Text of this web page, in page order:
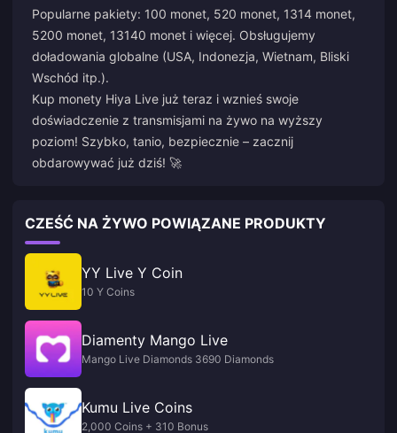
Popularne pakiety: 100 monet, 520 monet, 1314 monet,
5200 monet, 13140 monet i więcej. Obsługujemy
doładowania globalne (USA, Indonezja, Wietnam, Bliski
Wschód itp.).
Kup monety Hiya Live już teraz i wznieś swoje
doświadczenie z transmisjami na żywo na wyższy
poziom! Szybko, tanio, bezpiecznie – zacznij
obdarowywać już dziś! 🚀
CZEŚĆ NA ŻYWO POWIĄZANE PRODUKTY
YY Live Y Coin
10 Y Coins
Diamenty Mango Live
Mango Live Diamonds 3690 Diamonds
Kumu Live Coins
2,000 Coins + 310 Bonus